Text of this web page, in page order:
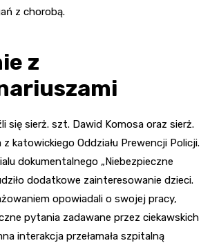
z chorobą.
z
się sierż. szt. Dawid Komosa oraz sierż.
katowickiego Oddziału Prewencji Policji.
dokumentalnego „Niebezpieczne
dodatkowe zainteresowanie dzieci.
opowiadali o swojej pracy,
pytania zadawane przez ciekawskich
interakcja przełamała szpitalną